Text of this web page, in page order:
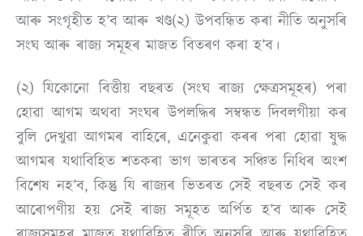
আৰু সংগৃহীত হ’ব আৰু খণ্ড(২) উপবন্ধিত কৰা নীতি অনুসৰি
সংঘ আৰু ৰাজ্য সমূহৰ মাজত বিতৰণ কৰা হ’ব।
(২) যিকোনো বিত্তীয় বছৰত (সংঘ ৰাজ্য ক্ষেত্ৰসমূহৰ) পৰা
হোৱা আগম অথবা সংঘৰ উপলদ্ধিৰ সম্বন্ধত দিবলগীয়া কৰ
বুলি দেখুৱা আগমৰ বাহিৰে, এনেকুৱা কৰৰ পৰা হোৱা ষুদ্ধ
আগমৰ যথাবিহিত শতকৰা ভাগ ভাৰতৰ সঞ্চিত নিধিৰ অংশ
বিশেষ নহ’ব, কিন্তু যি ৰাজ্যৰ ভিতৰত সেই বছৰত সেই কৰ
আৰোপণীয় হয় সেই ৰাজ্য সমূহত অৰ্পিত হ’ব আৰু সেই